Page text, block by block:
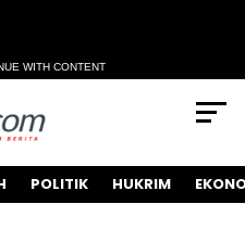
WITH CONTENT
POLITIK HUKRIM